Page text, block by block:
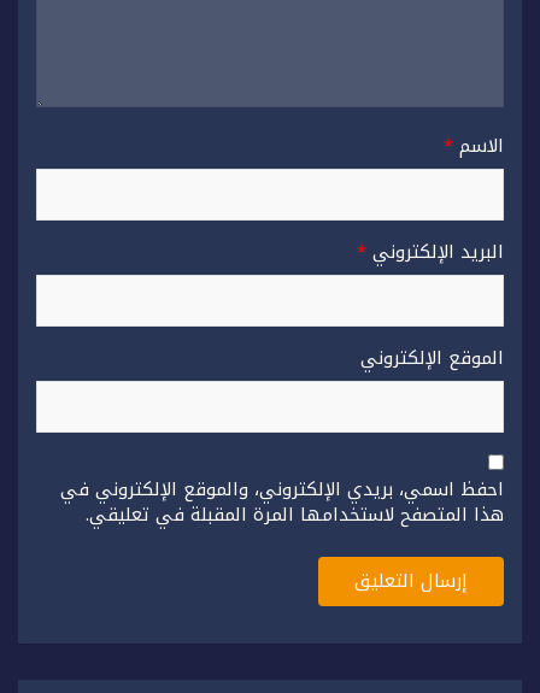
الاسم*
البريد الإلكتروني*
الموقع الإلكتروني
احفظ اسمي، بريدي الإلكتروني، والموقع الإلكتروني في
هذا المتصفح لاستخدامها المرة المقبلة في تعليقي.